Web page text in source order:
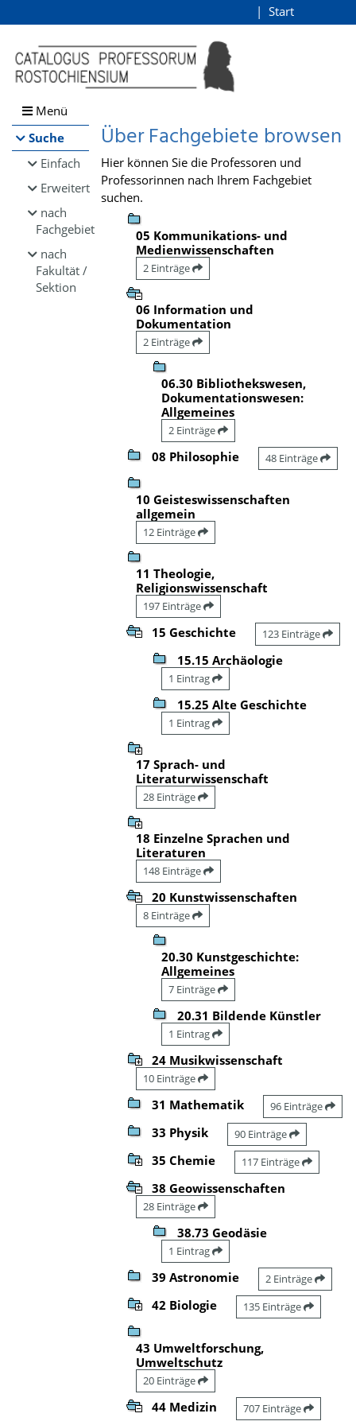
Browsen
direkt zum Inhalt
Start
Menü
Suche
Einfach
Erweitert
nach
Fachgebiet
nach
Fakultät /
Sektion
Über Fachgebiete browsen
Hier können Sie die Professoren und
Professorinnen nach Ihrem Fachgebiet
suchen.
05 Kommunikations- und
Medienwissenschaften
2 Einträge
06 Information und
Dokumentation
2 Einträge
06.30 Bibliothekswesen,
Dokumentationswesen:
Allgemeines
2 Einträge
08 Philosophie 48 Einträge
10 Geisteswissenschaften
allgemein
12 Einträge
11 Theologie,
Religionswissenschaft
197 Einträge
15 Geschichte 123 Einträge
15.15 Archäologie
1 Eintrag
15.25 Alte Geschichte
1 Eintrag
17 Sprach- und
Literaturwissenschaft
28 Einträge
18 Einzelne Sprachen und
Literaturen
148 Einträge
20 Kunstwissenschaften
8 Einträge
20.30 Kunstgeschichte:
Allgemeines
7 Einträge
20.31 Bildende Künstler
1 Eintrag
24 Musikwissenschaft
10 Einträge
31 Mathematik 96 Einträge
33 Physik 90 Einträge
35 Chemie 117 Einträge
38 Geowissenschaften
28 Einträge
38.73 Geodäsie
1 Eintrag
39 Astronomie 2 Einträge
42 Biologie 135 Einträge
43 Umweltforschung,
Umweltschutz
20 Einträge
44 Medizin 707 Einträge